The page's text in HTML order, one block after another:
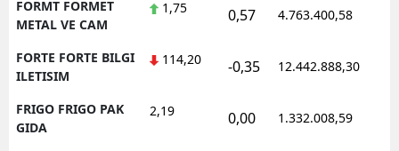
FORMT FORMET
METAL VE CAM
1,75 0,57 4.763.400,58
FORTE FORTE BILGI
ILETISIM
114,20 -0,35 12.442.888,30
FRIGO FRIGO PAK
GIDA
2,19 0,00 1.332.008,59